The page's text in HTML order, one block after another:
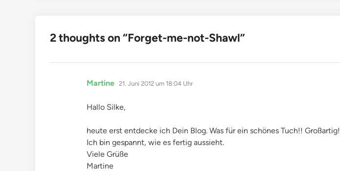
2 thoughts on “Forget-me-not-Shawl”
Martine sagt:
21. Juni 2012 um 18:04 Uhr
Hallo Silke,
heute erst entdecke ich Dein Blog. Was für ein schönes Tuch!! Großartig!
Ich bin gespannt, wie es fertig aussieht.
Viele Grüße
Martine